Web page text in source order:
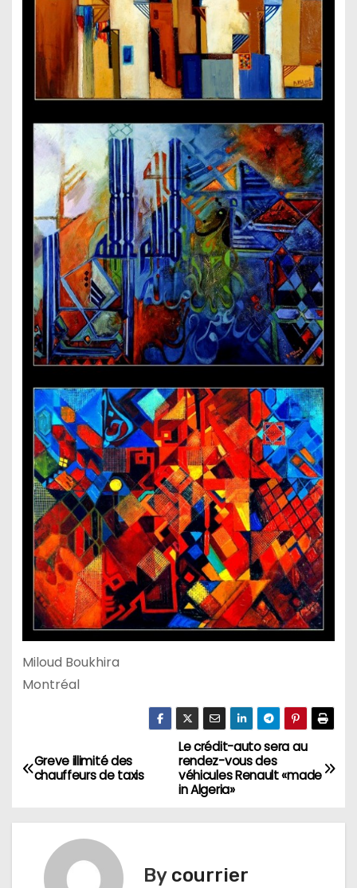
Miloud Boukhira
Montréal
N
v
Le crédit-auto sera au
rendez-vous des
véhicules Renault «made
in Algeria»
Greve illimité des
chauffeurs de taxis
By courrier